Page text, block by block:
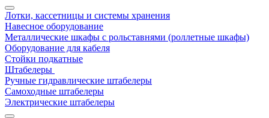
Лотки, кассетницы и системы хранения
Навесное оборудование
Металлические шкафы с рольставнями (роллетные шкафы)
Оборудование для кабеля
Стойки подкатные
Штабелеры
Ручные гидравлические штабелеры
Самоходные штабелеры
Электрические штабелеры